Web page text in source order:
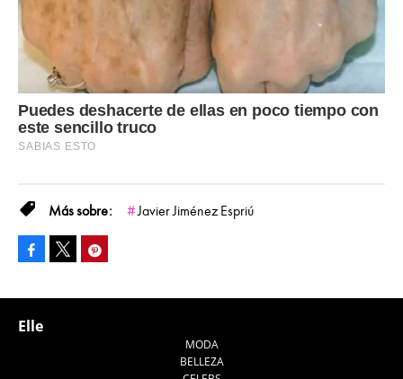
Javier Jiménez Espriú
Facebook
Elle
MODA
BELLEZA